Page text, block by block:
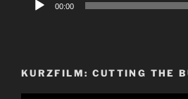
00:00
KURZFILM: CUTTING THE